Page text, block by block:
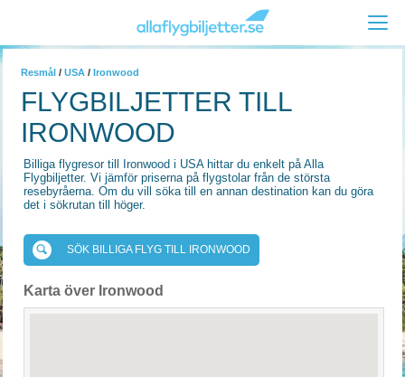
Resmål / USA / Ironwood
FLYGBILJETTER TILL
IRONWOOD
Billiga flygresor till Ironwood i USA hittar du enkelt på Alla
Flygbiljetter. Vi jämför priserna på flygstolar från de största
resebyråerna. Om du vill söka till en annan destination kan du göra
det i sökrutan till höger.
SÖK BILLIGA FLYG TILL IRONWOOD
Karta över Ironwood